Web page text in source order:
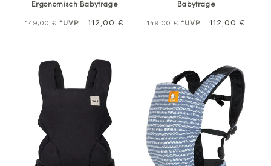
Ergonomisch Babytrage
Normalpreis
149,00 €*UVP Sale
112,00 €
Babytrage
Normalpreis
149,00 €*UVP Sale
112,00 €